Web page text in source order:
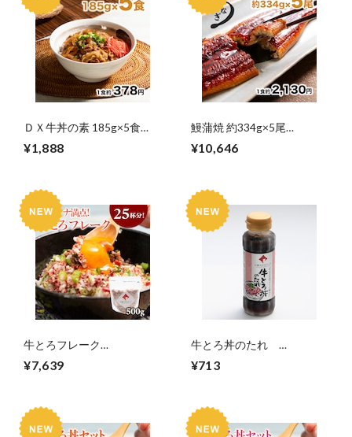
ＤＸ牛丼の素 185g×5食
¥1,888
鰻蒲焼 約334g×5尾
¥10,646
牛とろフレーク
¥7,639
牛とろ丼のたれ
¥713